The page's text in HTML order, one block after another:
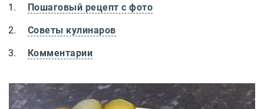
Пошаговый рецепт с фото
Советы кулинаров
Комментарии
Печень по-строгановски